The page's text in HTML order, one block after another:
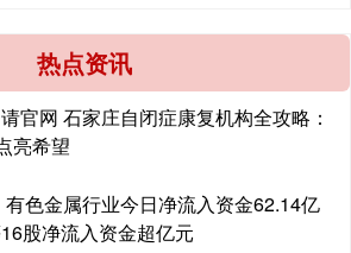
热点资讯
官网 石家庄自闭症康复机构全攻略：
亮希望
色金属行业今日净流入资金62.14亿
股净流入资金超亿元